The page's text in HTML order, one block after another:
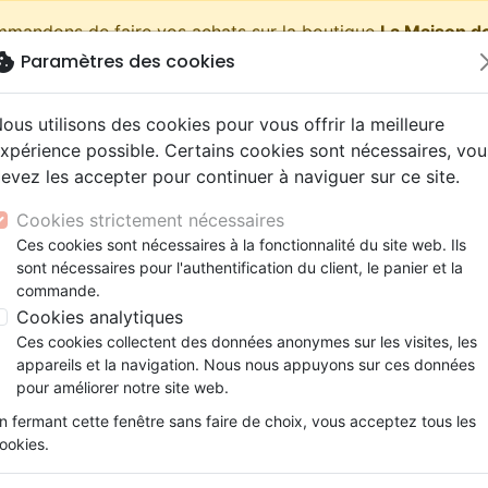
de faire vos achats sur la boutiqueLa Maison
Testaments
Etude biblique
NEG
Darby
Bandes dessinées
Santé
Ethique, société, politique
Couple
Découverte de la foi
Psychologie
Apologétique
ans
Adolescents, jeunes
Latino, Folk
Soul
Rap, Hip-hop
Hardrock, Métal
Pop, Rock
animés
conférences
Films, fiction
Jeux
Nani
journaliste, Cristian Nani est engagé dans
depuis 2008, et il en dirige la branche italienne
conduit à effectuer plusieurs voyages dans des pays
en Afrique, au Moyen-Orient, en Asie et en
le nord-est de l’Italie.
Paramètres des cookies
utilisons des cookies pour vous offrir la meilleure
possible. Certains cookies sont nécessaires,
les accepter pour continuer à naviguer sur ce site.
Cookies strictement nécessaires
Ces cookies sont nécessaires à la fonctionnalité du site web. Ils
sont nécessaires pour l'authentification du client, le panier et la
commande.
Cookies analytiques
Ces cookies collectent des données anonymes sur les visites, les
appareils et la navigation. Nous nous appuyons sur ces données
pour améliorer notre site web.
fermant cette fenêtre sans faire de choix, vous acceptez tous les